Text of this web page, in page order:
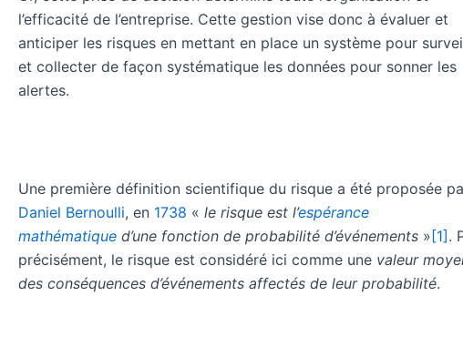
l’efficacité de l’entreprise. Cette gestion vise donc à évaluer et
anticiper les risques en mettant en place un système pour
et collecter de façon systématique les données pour sonner les
alertes.
Une première définition scientifique du risque a été proposée
Daniel Bernoulli, en 1738 « le risque est l’espérance
mathématique d’une fonction de probabilité d’événements »[1].
précisément, le risque est considéré ici comme une valeur
des conséquences d’événements affectés de leur probabilité.